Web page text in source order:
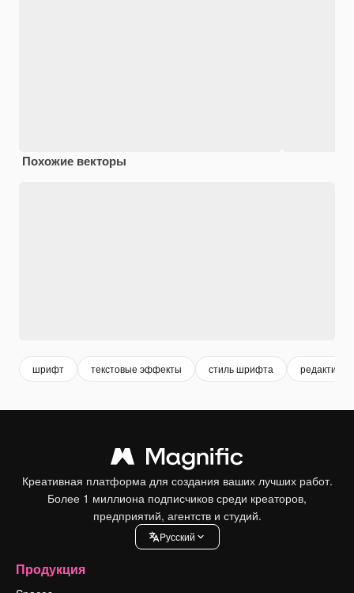
Похожие векторы
шрифт текстовые эффекты стиль шрифта
Креативная платформа для создания ваших лучших работ.
Более 1 миллиона подписчиков среди креаторов,
предприятий, агентств и студий.
Pусский
Продукция